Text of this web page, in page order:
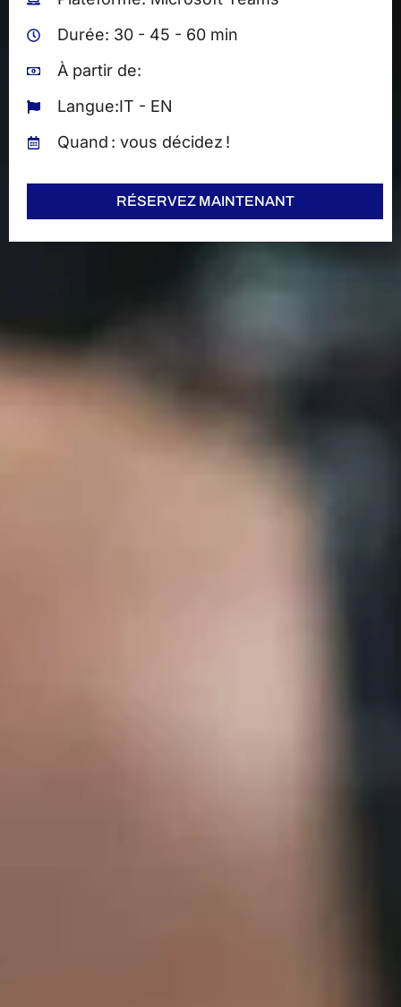
Durée: 30 - 45 - 60 min
À partir de:
Langue:IT - EN
Quand : vous décidez !
RÉSERVEZ MAINTENANT